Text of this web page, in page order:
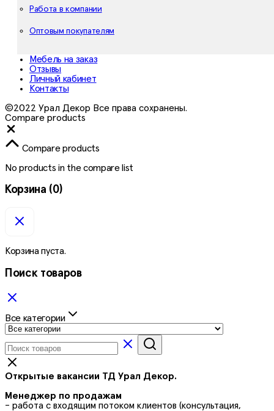
Работа в компании
Оптовым покупателям
Мебель на заказ
Отзывы
Личный кабинет
Контакты
©2022 Урал Декор Все права сохранены.
Compare products
Compare products
No products in the compare list
Корзина (0)
Корзина пуста.
Поиск товаров
Все категории
Открытые вакансии ТД Урал Декор.
Менеджер по продажам
- работа с входящим потоком клиентов (консультация,